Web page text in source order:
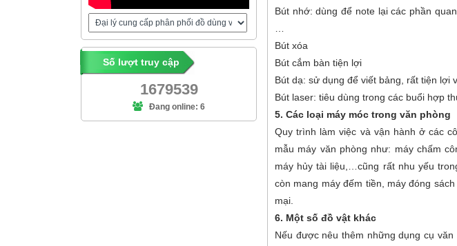
Số lượt truy cập
1679539
Đang online: 6
Bút nhớ: dùng để note lại các phần
Bút xóa
Bút cắm bàn tiện lợi
Bút dạ: sử dụng để viết bảng, rất tiện lợi
Bút laser: tiêu dùng trong các buổi hợp
5. Các loại máy móc trong văn phòng
Quy trình làm việc và vận hành ở các
mẫu máy văn phòng như: máy chấm
máy hủy tài liệu,…cũng rất nhu yếu
còn mang máy đếm tiền, máy đóng
mại.
6. Một số đồ vật khác
Nếu được nêu thêm những dụng cụ